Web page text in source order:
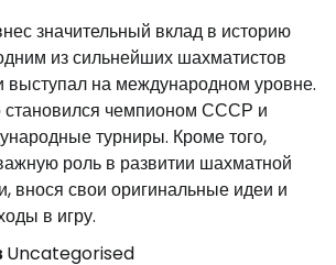
значительный вклад в историю
из сильнейших шахматистов
выступал на международном уровне.
становился чемпионом СССР и
турниры. Кроме того,
роль в развитии шахматной
внося свои оригинальные идеи и
в игру.
Uncategorised